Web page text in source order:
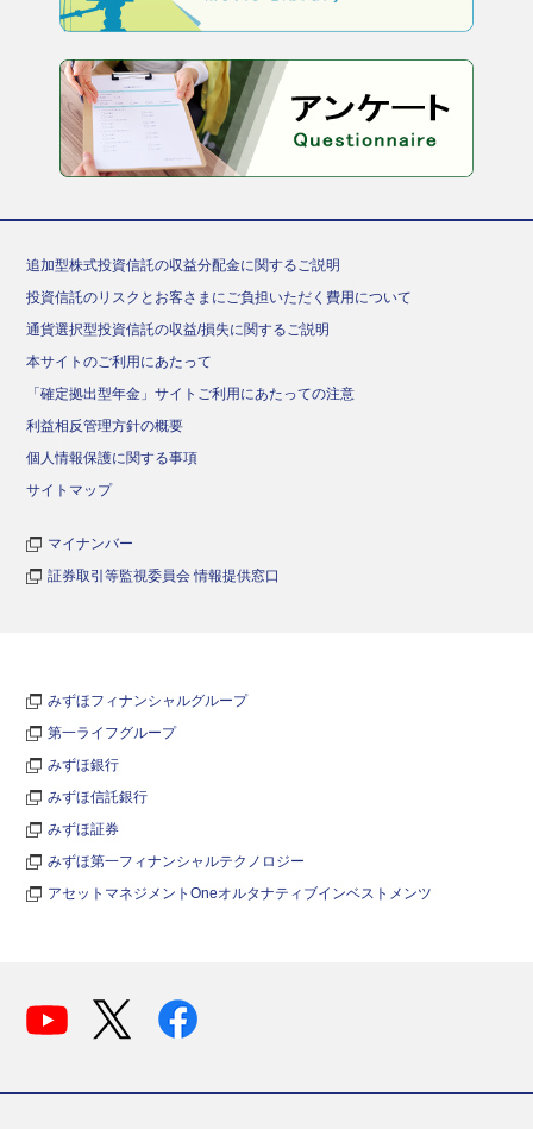
追加型株式投資信託の収益分配金に関するご説明
投資信託のリスクとお客さまにご負担いただく費用について
通貨選択型投資信託の収益/損失に関するご説明
本サイトのご利用にあたって
「確定拠出型年金」サイトご利用にあたっての注意
利益相反管理方針の概要
個人情報保護に関する事項
サイトマップ
マイナンバー
証券取引等監視委員会 情報提供窓口
みずほフィナンシャルグループ
第一ライフグループ
みずほ銀行
みずほ信託銀行
みずほ証券
みずほ第一フィナンシャルテクノロジー
アセットマネジメントOneオルタナティブインベストメンツ